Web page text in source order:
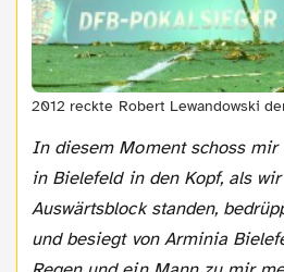
2012 reckte Robert Lewandowski
In diesem Moment schoss mir die Szene vom Spiel
in Bielefeld in den Kopf, als
Auswärtsblock standen,
und besiegt von Arminia